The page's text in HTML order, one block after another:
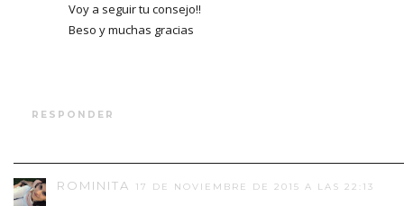
Voy a seguir tu consejo!!
Beso y muchas gracias
RESPONDER
ROMINITA 17 DE NOVIEMBRE DE 2015 A LAS 22:13